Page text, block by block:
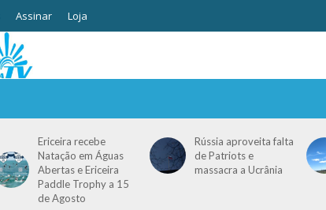
Assinar Loja
Ericeira recebe
Natação em Águas
Abertas e Ericeira
Paddle Trophy a 15
de Agosto
Rússia aproveita falta
de Patriots e
massacra a Ucrânia